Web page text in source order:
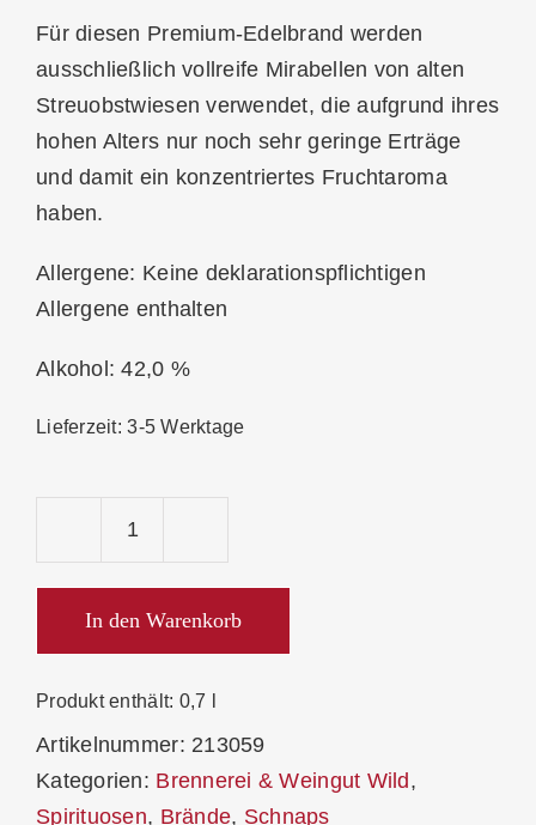
Für diesen Premium-Edelbrand werden
ausschließlich vollreife Mirabellen von alten
Streuobstwiesen verwendet, die aufgrund ihres
hohen Alters nur noch sehr geringe Erträge
und damit ein konzentriertes Fruchtaroma
haben.
Allergene: Keine deklarationspflichtigen
Allergene enthalten
Alkohol: 42,0 %
Lieferzeit:3-5 Werktage
Mirabelle
12-
Ender
In den Warenkorb
Produkt enthält: 0,7 l
Artikelnummer: 213059
Kategorien: Brennerei & Weingut Wild,
Spirituosen, Brände, Schnaps